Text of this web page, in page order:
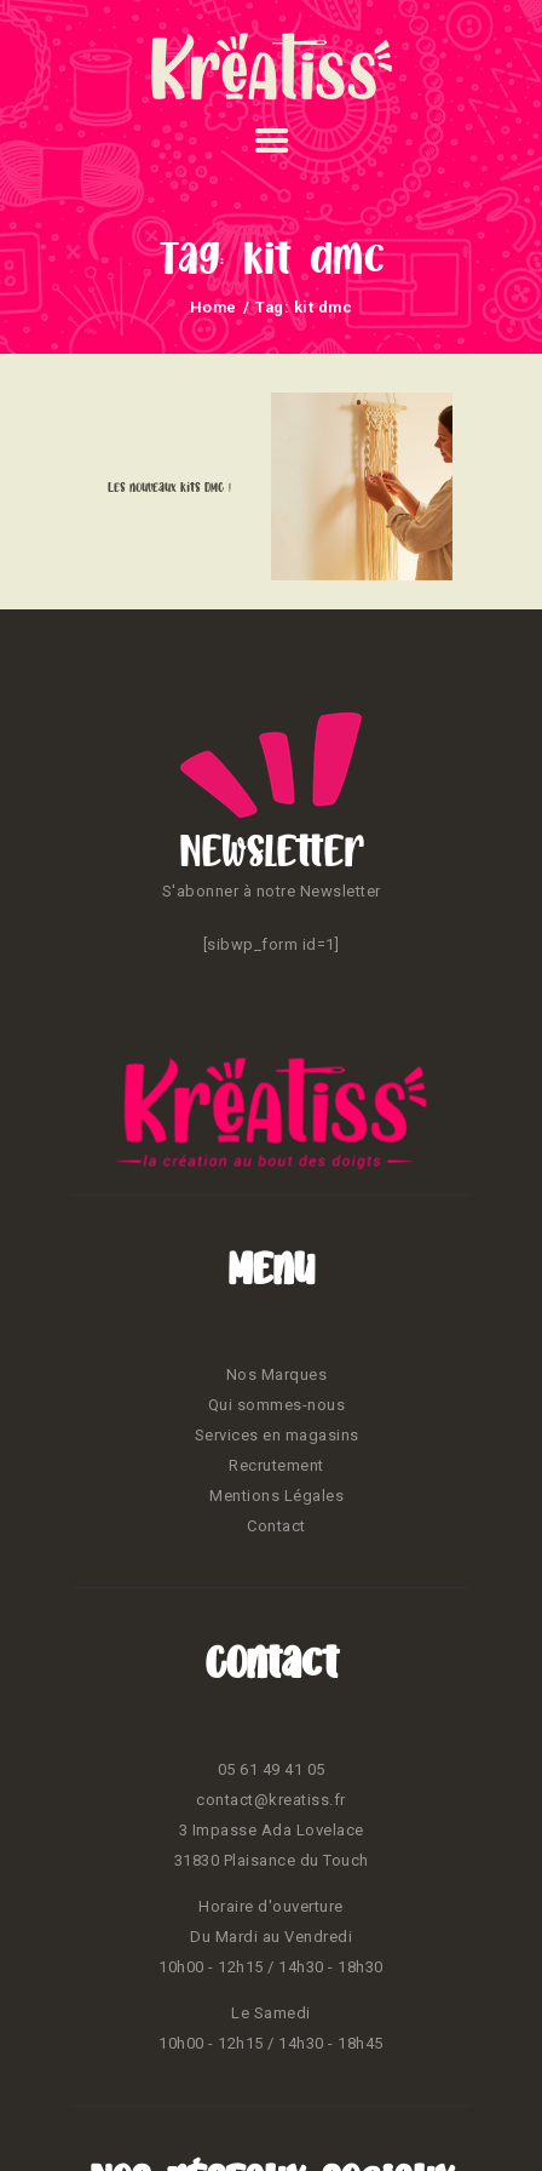
Tag: kit dmc
Home Tag: kit dmc
ACCUEIL
NOS UNIVERS
ARRIVAGES
ATELIERS ET
ÉVÈNEMENTS
INFOS ÉVÈNEMENTS
NOUS SOUTENONS
Les nouveaux kits DMC !
Newsletter
S'abonner à notre Newsletter
[sibwp_form id=1]
Menu
Nos Marques
Qui sommes-nous
Services en magasins
Recrutement
Mentions Légales
Contact
Contact
05 61 49 41 05
contact@kreatiss.fr
3 Impasse Ada Lovelace
31830 Plaisance du Touch
Horaire d'ouverture
Du Mardi au Vendredi
10h00 - 12h15 / 14h30 - 18h30
Le Samedi
10h00 - 12h15 / 14h30 - 18h45